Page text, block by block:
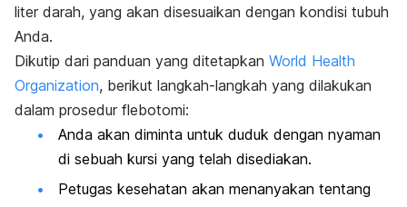
liter darah, yang akan disesuaikan dengan kondisi tubuh
Anda.
Dikutip dari panduan yang ditetapkan World Health
Organization, berikut langkah-langkah yang dilakukan
dalam prosedur flebotomi:
Anda akan diminta untuk duduk dengan nyaman
di sebuah kursi yang telah disediakan.
Petugas kesehatan akan menanyakan tentang